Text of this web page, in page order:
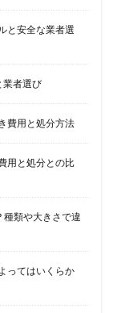
と安全な業者選
業者選び
費用と処分方法
用と処分との比
類や大きさで違
ってはいくらか